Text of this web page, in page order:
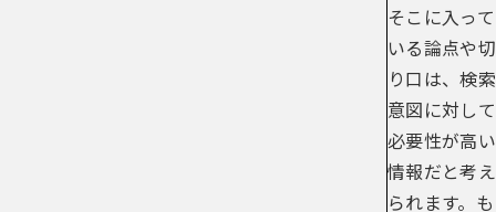
そこに入って
いる論点や切
り口は、検索
意図に対して
必要性が高い
情報だと考え
られます。も